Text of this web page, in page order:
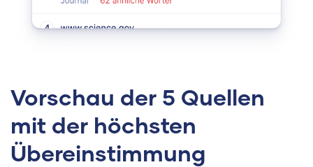
Vorschau der 5 Quellen
mit der höchsten
Übereinstimmung